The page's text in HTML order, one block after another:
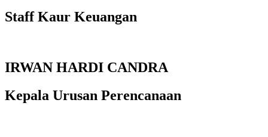
Staff Kaur Keuangan
IRWAN HARDI CANDRA
Kepala Urusan Perencanaan